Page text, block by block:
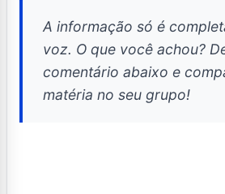
A informação só é
voz. O que você achou?
comentário abaixo e
matéria no seu grupo!